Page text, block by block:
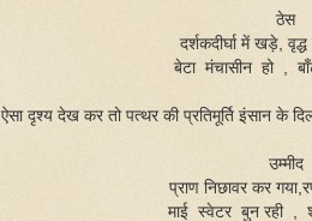
ठेस
दर्शकदीर्घा में खड़े,
बेटा मंचासीन हो ,
ऐसा दृश्य देख कर तो पत्थर की प्रतिमूर्ति इंसान के
उम्मीद
प्राण निछावर कर
माई स्वेटर बुन रही ,